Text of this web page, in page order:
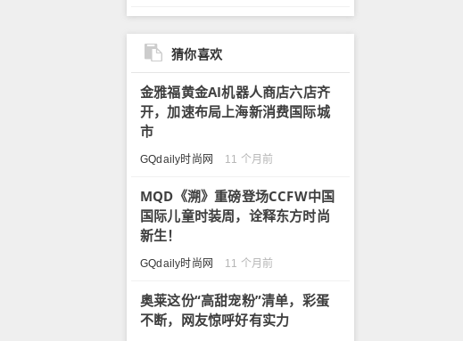
猜你喜欢
金雅福黄金AI机器人商店六店齐
开，加速布局上海新消费国际城
市
GQdaily时尚网 11 个月前
MQD《溯》重磅登场CCFW中国
国际儿童时装周，诠释东方时尚
新生！
GQdaily时尚网 11 个月前
奥莱这份“高甜宠粉”清单，彩蛋
不断，网友惊呼好有实力